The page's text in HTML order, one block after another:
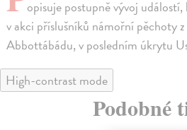
opisuje postupně vývoj
v akci příslušníků námořní pěchoty
Abbottábádu, v posledním úkrytu
High-contrast mode
Podobné